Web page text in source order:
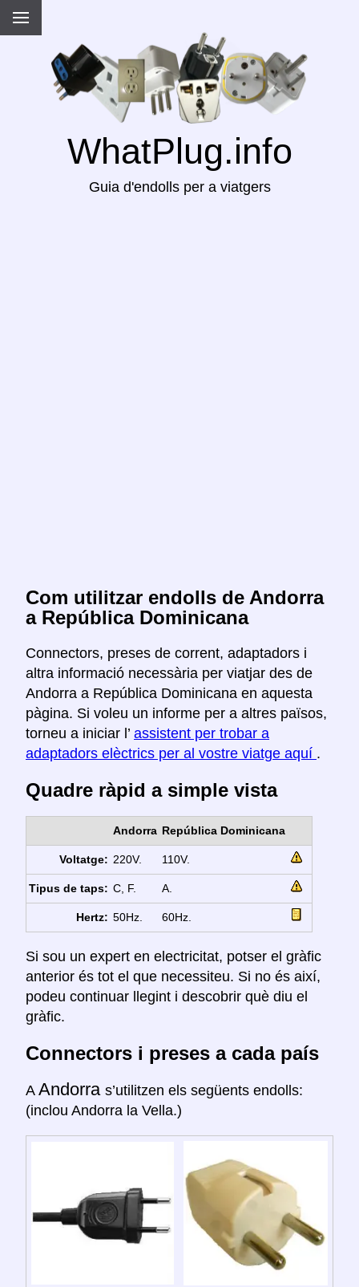
WhatPlug.info
Guia d'endolls per a viatgers
Com utilitzar endolls de Andorra
a República Dominicana
Connectors, preses de corrent, adaptadors i
altra informació necessària per viatjar des de
Andorra a República Dominicana en aquesta
pàgina. Si voleu un informe per a altres països,
torneu a iniciar l’ assistent per trobar a
adaptadors elèctrics per al vostre viatge aquí .
Quadre ràpid a simple vista
Andorra República Dominicana
Voltatge: 220V. 110V.
Tipus de taps: C, F. A.
Hertz: 50Hz. 60Hz.
Si sou un expert en electricitat, potser el gràfic
anterior és tot el que necessiteu. Si no és així,
podeu continuar llegint i descobrir què diu el
gràfic.
Connectors i preses a cada país
A Andorra s’utilitzen els següents endolls:
(inclou Andorra la Vella.)